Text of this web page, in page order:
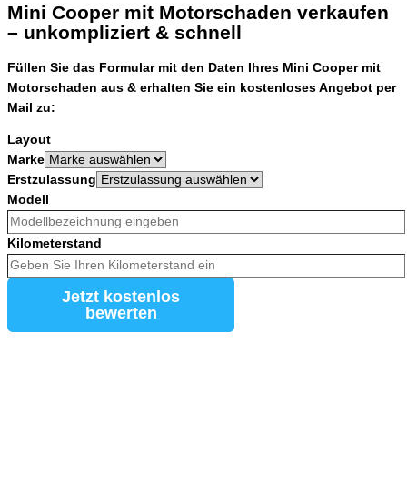
Mini Cooper mit Motorschaden verkaufen
– unkompliziert & schnell
Füllen Sie das Formular mit den Daten Ihres Mini Cooper mit
Motorschaden aus & erhalten Sie ein kostenloses Angebot per
Mail zu:
Layout
Marke
Erstzulassung
Modell
Kilometerstand
Jetzt kostenlos
bewerten